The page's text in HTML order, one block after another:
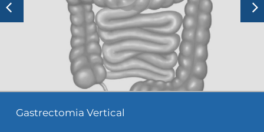
Gastrectomia Vertical